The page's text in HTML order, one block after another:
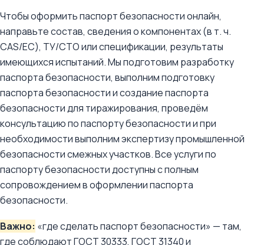
Чтобы оформить паспорт безопасности онлайн,
направьте состав, сведения о компонентах (в т. ч.
CAS/ЕС), ТУ/СТО или спецификации, результаты
имеющихся испытаний. Мы подготовим разработку
паспорта безопасности, выполним подготовку
паспорта безопасности и создание паспорта
безопасности для тиражирования, проведём
консультацию по паспорту безопасности и при
необходимости выполним экспертизу промышленной
безопасности смежных участков. Все услуги по
паспорту безопасности доступны с полным
сопровождением в оформлении паспорта
безопасности.
Важно: «где сделать паспорт безопасности» — там,
где соблюдают ГОСТ 30333, ГОСТ 31340 и